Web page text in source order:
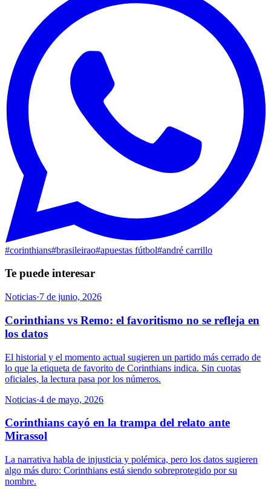
#corinthians#brasileirao#apuestas fútbol#andré carrillo
Te puede interesar
Noticias·7 de junio, 2026
Corinthians vs Remo: el favoritismo no se refleja en
los datos
El historial y el momento actual sugieren un partido más cerrado de
lo que la etiqueta de favorito de Corinthians indica. Sin cuotas
oficiales, la lectura pasa por los números.
Noticias·4 de mayo, 2026
Corinthians cayó en la trampa del relato ante
Mirassol
La narrativa habla de injusticia y polémica, pero los datos sugieren
algo más duro: Corinthians está siendo sobreprotegido por su
nombre.